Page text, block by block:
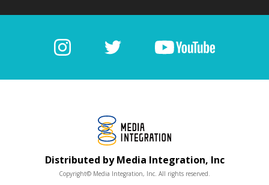
Distributed by Media Integration, Inc
Copyright© Media Integration, Inc. All rights reserved.